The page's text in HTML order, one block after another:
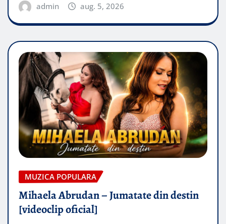
admin aug. 5, 2026
MUZICA POPULARA
Mihaela Abrudan – Jumatate din destin
[videoclip oficial]